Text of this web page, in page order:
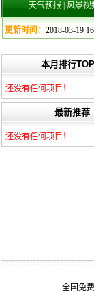
天气预报 风景视
更新时间： 2018-03-19
本月排行
还没有任何项目！
最新推荐
还没有任何项目！
全国免